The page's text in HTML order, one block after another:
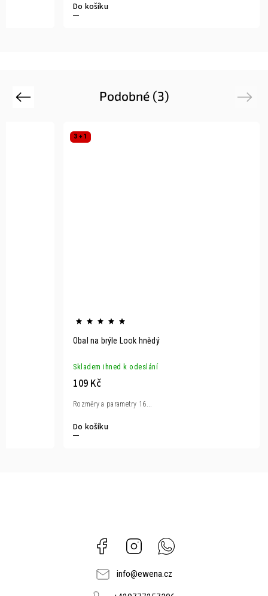
Do košíku
Podobné (3)
Previous
3 + 1
Obal na brýle Look hnědý
Skladem ihned k odeslání
109 Kč
Do košíku
Rozměry a parametry 16...
Next
Facebook Instagram
info@ewena.cz